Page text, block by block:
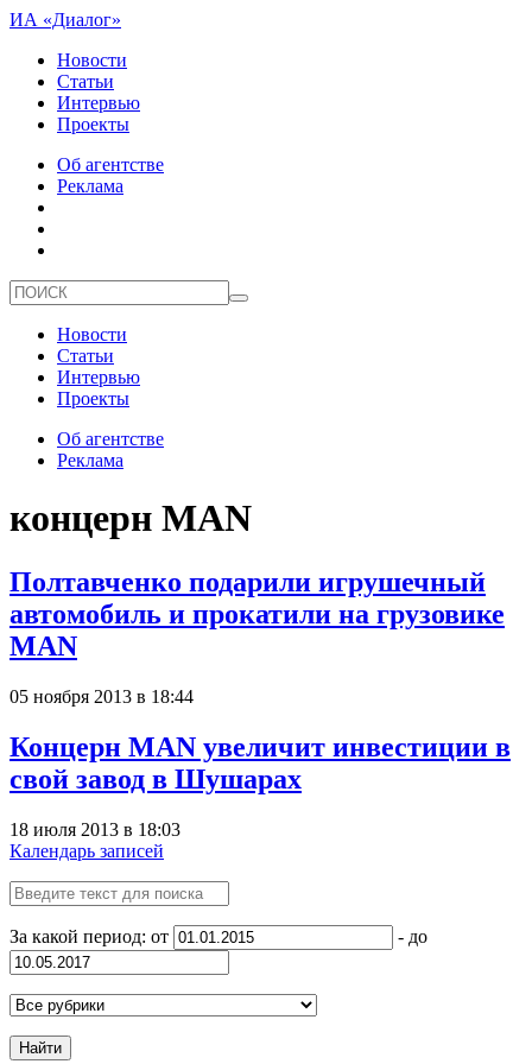
ИА «Диалог»
Новости
Статьи
Интервью
Проекты
Об агентстве
Реклама
Новости
Статьи
Интервью
Проекты
Об агентстве
Реклама
концерн MAN
Полтавченко подарили игрушечный
автомобиль и прокатили на грузовике
MAN
05 ноября 2013 в 18:44
Концерн MAN увеличит инвестиции в
свой завод в Шушарах
18 июля 2013 в 18:03
Календарь записей
За какой период: от - до
Найти